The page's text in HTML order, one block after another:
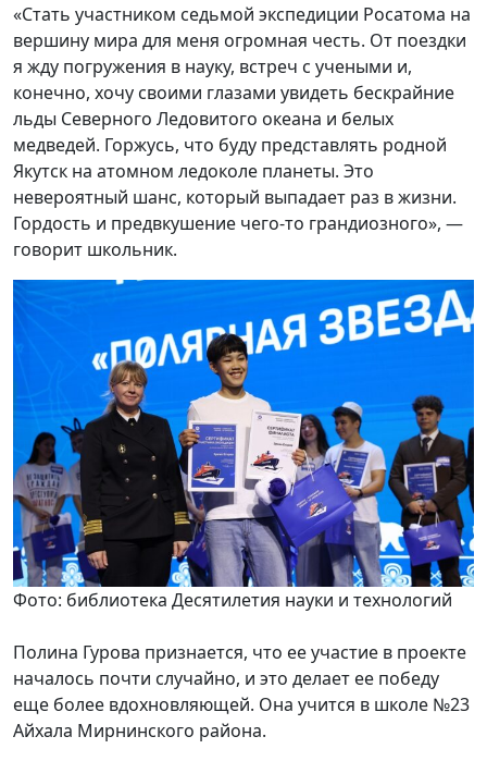
«Стать участником седьмой экспедиции Росатома на
вершину мира для меня огромная честь. От поездки
я жду погружения в науку, встреч с учеными и,
конечно, хочу своими глазами увидеть бескрайние
льды Северного Ледовитого океана и белых
медведей. Горжусь, что буду представлять родной
Якутск на атомном ледоколе планеты. Это
невероятный шанс, который выпадает раз в жизни.
Гордость и предвкушение чего-то грандиозного», —
говорит школьник.
Фото: библиотека Десятилетия науки и технологий
Полина Гурова признается, что ее участие в проекте
началось почти случайно, и это делает ее победу
еще более вдохновляющей. Она учится в школе №23
Айхала Мирнинского района.